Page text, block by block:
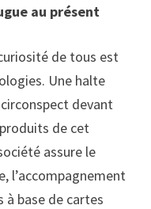
au présent
de tous est
Une halte
devant
de cet
assure le
l’accompagnement
base de cartes